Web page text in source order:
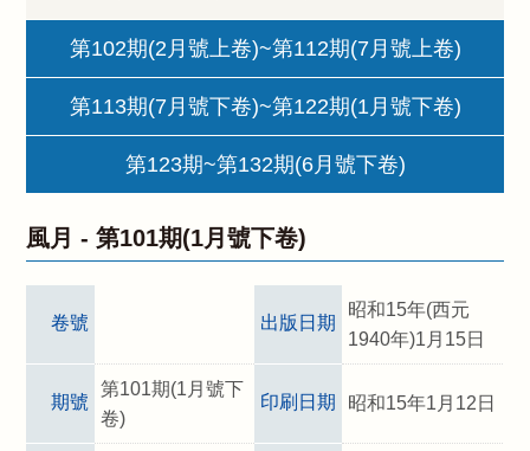
第102期(2月號上卷)~第112期(7月號上卷)
第113期(7月號下卷)~第122期(1月號下卷)
第123期~第132期(6月號下卷)
風月 -第101期(1月號下卷)
卷號 出版日期
昭和15年(西元
1940年)1月15日
期號
第101期(1月號下
卷)
印刷日期 昭和15年1月12日